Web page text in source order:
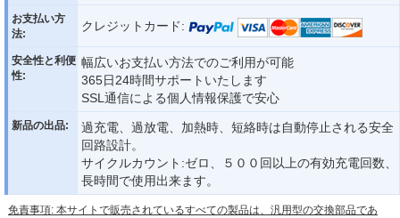
お支払い方
法:
クレジットカード:
安全性と利便
性:
幅広いお支払い方法でのご利用が可能
365日24時間サポートいたします
SSL通信による個人情報保護で安心
新品の出品:
過充電、過放電、加熱時、短絡時は自動停止される安全
回路設計。
サイクルカウント:ゼロ、５００回以上の有効充電回数、
長時間で使用出来ます。
免責事項: 本サイトで販売されているすべての製品は、汎用型の交換部品であ